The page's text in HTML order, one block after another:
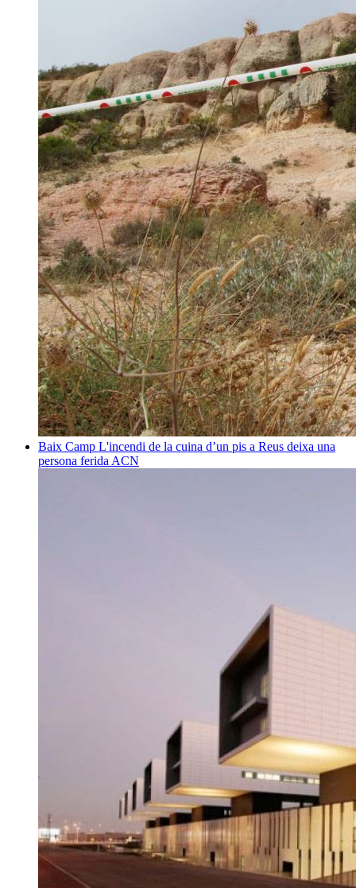
Baix Camp L'incendi de la cuina d’un pis a Reus deixa una
persona ferida ACN